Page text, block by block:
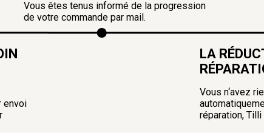
envoi
Vous êtes tenus informé de la progression
de votre commande par mail.
LA
Vous n‘avez
réparation, Tilli